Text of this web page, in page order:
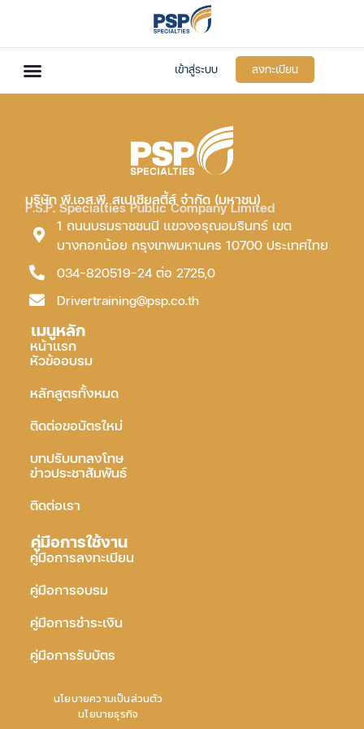
เข้าสู่ระบบ ลงทะเบียน
บริษัท พี.เอส.พี. สเปเชียลตี้ส์ จำกัด (มหาชน)
P.S.P. Specialties Public Company Limited
1 ถนนบรมราชชนนี แขวงอรุณอมรินทร์ เขต
บางกอกน้อย กรุงเทพมหานคร 10700 ประเทศไทย
034-820519-24 ต่อ 2725,0
Drivertraining@psp.co.th
เมนูหลัก
หน้าแรก
หัวข้ออบรม
หลักสูตรทั้งหมด
ติดต่อขอบัตรใหม่
บทปรับบทลงโทษ
ข่าวประชาสัมพันธ์
ติดต่อเรา
คู่มือการใช้งาน
คู่มือการลงทะเบียน
คู่มือการอบรม
คู่มือการชำระเงิน
คู่มือการรับบัตร
นโยบายความเป็นส่วนตัว
นโยบายธุรกิจ